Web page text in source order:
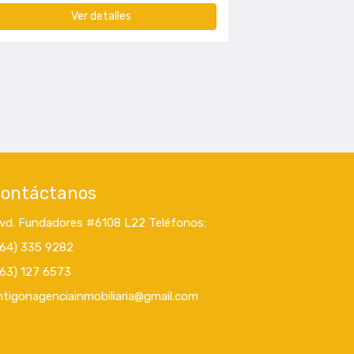
Ver detalles
Fundadores #6108 L22 Teléfonos:
335 9282
127 6573